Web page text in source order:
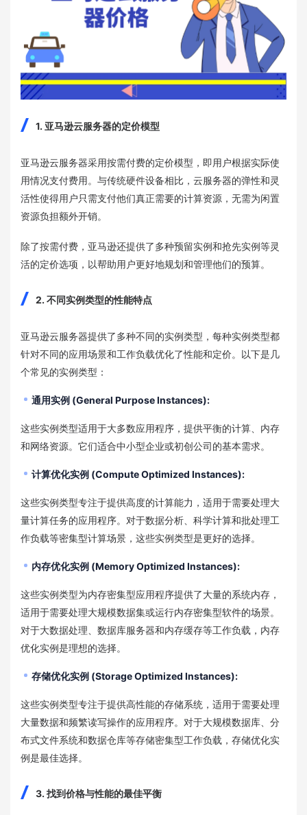
1. 亚马逊云服务器的定价模型
亚马逊云服务器采用按需付费的定价模型，即用户根据实际使
用情况支付费用。与传统硬件设备相比，云服务器的弹性和灵
活性使得用户只需支付他们真正需要的计算资源，无需为闲置
资源负担额外开销。
除了按需付费，亚马逊还提供了多种预留实例和抢先实例等灵
活的定价选项，以帮助用户更好地规划和管理他们的预算。
2. 不同实例类型的性能特点
亚马逊云服务器提供了多种不同的实例类型，每种实例类型都
针对不同的应用场景和工作负载优化了性能和定价。以下是几
个常见的实例类型：
通用实例 (General Purpose Instances):
这些实例类型适用于大多数应用程序，提供平衡的计算、内存
和网络资源。它们适合中小型企业或初创公司的基本需求。
计算优化实例 (Compute Optimized Instances):
这些实例类型专注于提供高度的计算能力，适用于需要处理大
量计算任务的应用程序。对于数据分析、科学计算和批处理工
作负载等密集型计算场景，这些实例类型是更好的选择。
内存优化实例 (Memory Optimized Instances):
这些实例类型为内存密集型应用程序提供了大量的系统内存，
适用于需要处理大规模数据集或运行内存密集型软件的场景。
对于大数据处理、数据库服务器和内存缓存等工作负载，内存
优化实例是理想的选择。
存储优化实例 (Storage Optimized Instances):
这些实例类型专注于提供高性能的存储系统，适用于需要处理
大量数据和频繁读写操作的应用程序。对于大规模数据库、分
布式文件系统和数据仓库等存储密集型工作负载，存储优化实
例是最佳选择。
3. 找到价格与性能的最佳平衡